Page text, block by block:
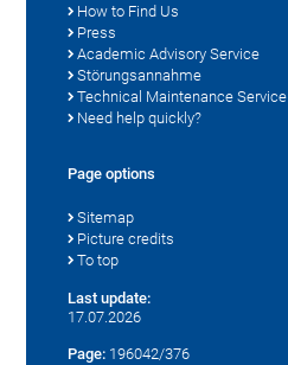
How to Find Us
Press
Academic Advisory Service
Störungsannahme
Technical Maintenance Service
Need help quickly?
Page options
Sitemap
Picture credits
To top
Last update:
17.07.2026
Page: 196042/376